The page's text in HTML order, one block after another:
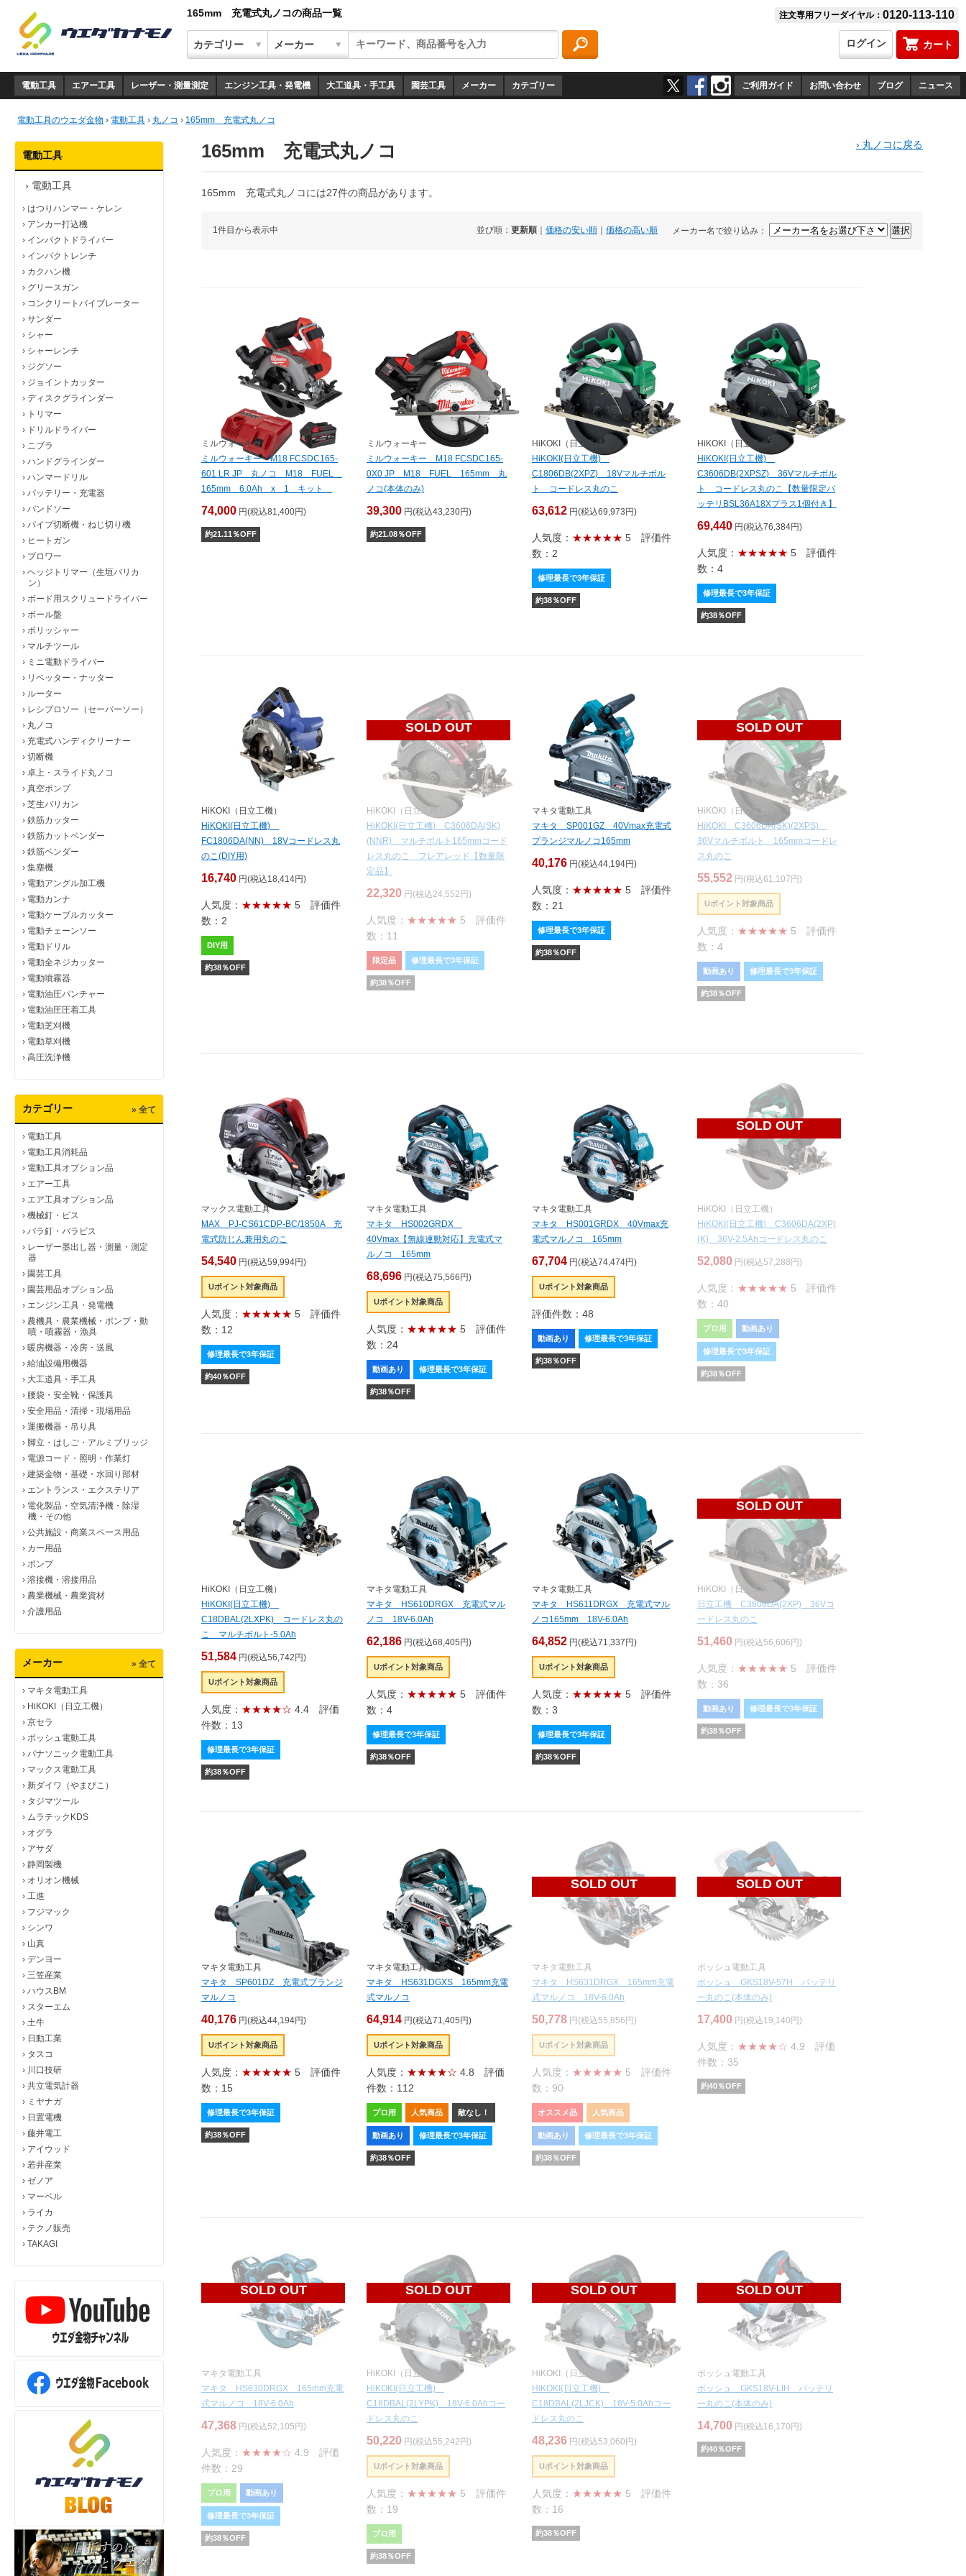
165mm 充電式丸ノコの商品一覧 注文専用フリーダイヤル： 0120-113-110
カート
ログイン
電動工具 エアー工具 レーザー・測量測定 エンジン工具・発電機 大工道具・手工具 園芸工具 メーカー カテゴリー ご利用ガイド お問い合わせ ブログ ニュース
電動工具のウエダ金物 › 電動工具 › 丸ノコ › 165mm 充電式丸ノコ
電動工具
› 電動工具
› はつりハンマー・ケレン
› アンカー打込機
› インパクトドライバー
› インパクトレンチ
› カクハン機
› グリースガン
› コンクリートバイブレーター
› サンダー
› シャー
› シャーレンチ
› ジグソー
› ジョイントカッター
› ディスクグラインダー
› トリマー
› ドリルドライバー
› ニブラ
› ハンドグラインダー
› ハンマードリル
› バッテリー・充電器
› バンドソー
› パイプ切断機・ねじ切り機
› ヒートガン
› ブロワー
› ヘッジトリマー（生垣バリカ
ン）
› ボード用スクリュードライバー
› ボール盤
› ポリッシャー
› マルチツール
› ミニ電動ドライバー
› リベッター・ナッター
› ルーター
› レシプロソー（セーバーソー）
› 丸ノコ
› 充電式ハンディクリーナー
› 切断機
› 卓上・スライド丸ノコ
› 真空ポンプ
› 芝生バリカン
› 鉄筋カッター
› 鉄筋カットベンダー
› 鉄筋ベンダー
› 集塵機
› 電動アングル加工機
› 電動カンナ
› 電動ケーブルカッター
› 電動チェーンソー
› 電動ドリル
› 電動全ネジカッター
› 電動噴霧器
› 電動油圧パンチャー
› 電動油圧圧着工具
› 電動芝刈機
› 電動草刈機
› 高圧洗浄機
カテゴリー » 全て
› 電動工具
› 電動工具消耗品
› 電動工具オプション品
› エアー工具
› エア工具オプション品
› 機械釘・ビス
› バラ釘・バラビス
› レーザー墨出し器・測量・測定
器
› 園芸工具
› 園芸用品オプション品
› エンジン工具・発電機
› 農機具・農業機械・ポンプ・動
噴・噴霧器・漁具
› 暖房機器・冷房・送風
› 給油設備用機器
› 大工道具・手工具
› 腰袋・安全靴・保護具
› 安全用品・清掃・現場用品
› 運搬機器・吊り具
› 脚立・はしご・アルミブリッジ
› 電源コード・照明・作業灯
› 建築金物・基礎・水回り部材
› エントランス・エクステリア
› 電化製品・空気清浄機・除湿
機・その他
› 公共施設・商業スペース用品
› カー用品
› ポンプ
› 溶接機・溶接用品
› 農業機械・農業資材
› 介護用品
メーカー » 全て
› マキタ電動工具
› HiKOKI（日立工機）
› 京セラ
› ボッシュ電動工具
› パナソニック電動工具
› マックス電動工具
› 新ダイワ（やまびこ）
› タジマツール
› ムラテックKDS
› オグラ
› アサダ
› 静岡製機
› オリオン機械
› 工進
› フジマック
› シンワ
› 山真
› デンヨー
› 三笠産業
› ハウスBM
› スターエム
› 土牛
› 日動工業
› タスコ
› 川口技研
› 共立電気計器
› ミヤナガ
› 日置電機
› 藤井電工
› アイウッド
› 若井産業
› ゼノア
› マーベル
› ライカ
› テクノ販売
› TAKAGI
165mm 充電式丸ノコ › 丸ノコに戻る
165mm 充電式丸ノコには27件の商品があります。
1件目から表示中 メーカー名で絞り込み：
並び順： 更新順 価格の安い順 価格の高い順
ミルウォーキー
ミルウォーキー M18 FCSDC165-
601 LR JP 丸ノコ M18 FUEL
165mm 6.0Ah x 1 キット
74,000 円(税込81,400円)
約21.11 ％OFF
ミルウォーキー
ミルウォーキー M18 FCSDC165-
0X0 JP M18 FUEL 165mm 丸
ノコ(本体のみ)
39,300 円(税込43,230円)
約21.08％OFF
HiKOKI（日立工機）
HiKOKI(日立工機)
C1806DB(2XPZ) 18Vマルチボル
ト コードレス丸のこ
63,612 円(税込69,973円)
人気度： ★★★★★ 5 評価件
数：2
修理最長で3年保証
約38％OFF
HiKOKI（日立工機）
HiKOKI(日立工機)
C3606DB(2XPSZ) 36Vマルチボル
ト コードレス丸のこ【数量限定バ
ッテリBSL36A18Xプラス1個付き】
69,440 円(税込76,384円)
人気度： ★★★★★ 5 評価件
数：4
修理最長で3年保証
約38％OFF
HiKOKI（日立工機）
HiKOKI(日立工機)
FC1806DA(NN) 18Vコードレス丸
のこ(DIY用)
16,740 円(税込18,414円)
人気度： ★★★★★ 5 評価件
数：2
DIY用
約38％OFF
SOLD OUT
HiKOKI（日立工機）
HiKOKI(日立工機) C3606DA(SK)
(NNR) マルチボルト165mmコード
レス丸のこ フレアレッド【数量限
定品】
22,320 円(税込24,552円)
人気度： ★★★★★ 5 評価件
数：11
限定品 修理最長で3年保証
約38％OFF
マキタ電動工具
マキタ SP001GZ 40Vmax充電式
プランジマルノコ165mm
40,176 円(税込44,194円)
人気度： ★★★★★ 5 評価件
数：21
修理最長で3年保証
約38％OFF
SOLD OUT
HiKOKI（日立工機）
HiKOKI C3606DA(SK)(2XPS)
36Vマルチボルト 165mmコードレ
ス丸のこ
55,552 円(税込61,107円)
Uポイント対象商品
人気度： ★★★★★ 5 評価件
数：4
動画あり 修理最長で3年保証
約38％OFF
マックス電動工具
MAX PJ-CS61CDP-BC/1850A 充
電式防じん兼用丸のこ
54,540 円(税込59,994円)
Uポイント対象商品
人気度： ★★★★★ 5 評価件
数：12
修理最長で3年保証
約40％OFF
マキタ電動工具
マキタ HS002GRDX
40Vmax【無線連動対応】充電式マ
ルノコ 165mm
68,696 円(税込75,566円)
Uポイント対象商品
人気度： ★★★★★ 5 評価件
数：24
動画あり 修理最長で3年保証
約38％OFF
マキタ電動工具
マキタ HS001GRDX 40Vmax充
電式マルノコ 165mm
67,704 円(税込74,474円)
Uポイント対象商品
評価件数：48
動画あり 修理最長で3年保証
約38％OFF
SOLD OUT
HiKOKI（日立工機）
HiKOKI(日立工機) C3606DA(2XP)
(K) 36V-2.5Ahコードレス丸のこ
52,080 円(税込57,288円)
人気度： ★★★★★ 5 評価件
数：40
プロ用 動画あり
修理最長で3年保証
約38％OFF
HiKOKI（日立工機）
HiKOKI(日立工機)
C18DBAL(2LXPK) コードレス丸の
こ マルチボルト-5.0Ah
51,584 円(税込56,742円)
Uポイント対象商品
人気度： ★★★★☆ 4.4 評価
件数：13
修理最長で3年保証
約38％OFF
マキタ電動工具
マキタ HS610DRGX 充電式マル
ノコ 18V-6.0Ah
62,186 円(税込68,405円)
Uポイント対象商品
人気度： ★★★★★ 5 評価件
数：4
修理最長で3年保証
約38％OFF
マキタ電動工具
マキタ HS611DRGX 充電式マル
ノコ165mm 18V-6.0Ah
64,852 円(税込71,337円)
Uポイント対象商品
人気度： ★★★★★ 5 評価件
数：3
修理最長で3年保証
約38％OFF
SOLD OUT
HiKOKI（日立工機）
日立工機 C3606DA(2XP) 36Vコ
ードレス丸のこ
51,460 円(税込56,606円)
人気度： ★★★★★ 5 評価件
数：36
動画あり 修理最長で3年保証
約38％OFF
マキタ電動工具
マキタ SP601DZ 充電式プランジ
マルノコ
40,176 円(税込44,194円)
Uポイント対象商品
人気度： ★★★★★ 5 評価件
数：15
修理最長で3年保証
約38％OFF
マキタ電動工具
マキタ HS631DGXS 165mm充電
式マルノコ
64,914 円(税込71,405円)
Uポイント対象商品
人気度： ★★★★☆ 4.8 評価
件数：112
プロ用 人気商品 敵なし！
動画あり 修理最長で3年保証
約38％OFF
SOLD OUT
マキタ電動工具
マキタ HS631DRGX 165mm充電
式マルノコ 18V-6.0Ah
50,778 円(税込55,856円)
Uポイント対象商品
人気度： ★★★★★ 5 評価件
数：90
オススメ品 人気商品
動画あり 修理最長で3年保証
約38％OFF
SOLD OUT
ボッシュ電動工具
ボッシュ GKS18V-57H バッテリ
ー丸のこ(本体のみ)
17,400 円(税込19,140円)
人気度： ★★★★☆ 4.9 評価
件数：35
約40％OFF
SOLD OUT
マキタ電動工具
マキタ HS630DRGX 165mm充電
式マルノコ 18V-6.0Ah
47,368 円(税込52,105円)
人気度： ★★★★☆ 4.9 評価
件数：29
プロ用 動画あり
修理最長で3年保証
約38％OFF
SOLD OUT
HiKOKI（日立工機）
HiKOKI(日立工機)
C18DBAL(2LYPK) 18V-6.0Ahコー
ドレス丸のこ
50,220 円(税込55,242円)
Uポイント対象商品
人気度： ★★★★★ 5 評価件
数：19
プロ用
約38％OFF
SOLD OUT
HiKOKI（日立工機）
HiKOKI(日立工機)
C18DBAL(2LJCK) 18V-5.0Ahコー
ドレス丸のこ
48,236 円(税込53,060円)
Uポイント対象商品
人気度： ★★★★★ 5 評価件
数：16
約38％OFF
SOLD OUT
ボッシュ電動工具
ボッシュ GKS18V-LIH バッテリ
ー丸のこ(本体のみ)
14,700 円(税込16,170円)
約40％OFF